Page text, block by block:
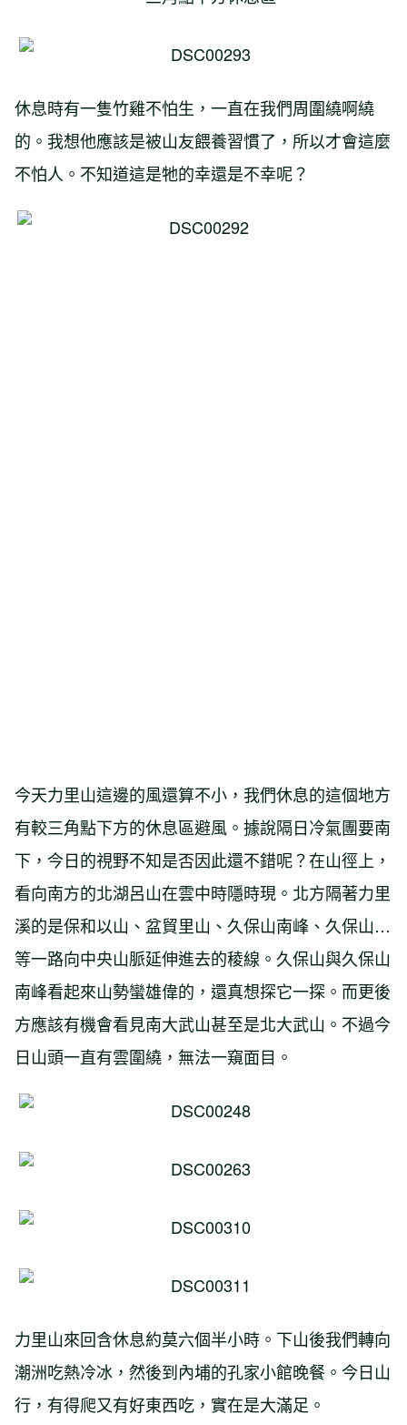
休息時有一隻竹雞不怕生，一直在我們周圍繞啊繞
的。我想他應該是被山友餵養習慣了，所以才會這麼
不怕人。不知道這是牠的幸還是不幸呢？
今天力里山這邊的風還算不小，我們休息的這個地方
有較三角點下方的休息區避風。據說隔日冷氣團要南
下，今日的視野不知是否因此還不錯呢？在山徑上，
看向南方的北湖呂山在雲中時隱時現。北方隔著力里
溪的是保和以山、盆貿里山、久保山南峰、久保山…
等一路向中央山脈延伸進去的稜線。久保山與久保山
南峰看起來山勢蠻雄偉的，還真想探它一探。而更後
方應該有機會看見南大武山甚至是北大武山。不過今
日山頭一直有雲圍繞，無法一窺面目。
力里山來回含休息約莫六個半小時。下山後我們轉向
潮洲吃熱冷冰，然後到內埔的孔家小館晚餐。今日山
行，有得爬又有好東西吃，實在是大滿足。